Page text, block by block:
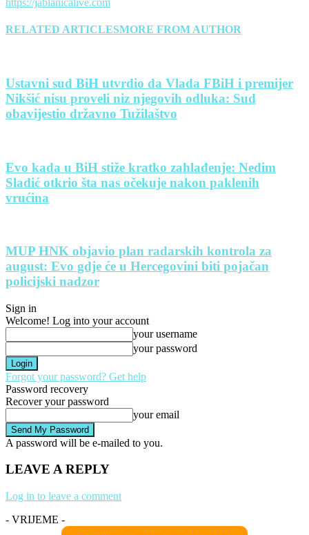
RELATED ARTICLESMORE FROM AUTHOR
Ustavni sud BiH utvrdio da Vlada FBiH i premijer
Nikšić nisu proveli niz njegovih odluka: Sud
obavijestio državno Tužilaštvo
Evo kada u BiH stiže kratko zahlađenje: Nedim
Sladić otkrio šta nas očekuje nakon paklenih
vrućina
MUP HNK objavio plan radarskih kontrola za
august: Evo gdje će u Hercegovini biti pojačan
policijski nadzor
Sign in
Welcome! Log into your account
your username
your password
Forgot your password? Get help
Password recovery
Recover your password
your email
A password will be e-mailed to you.
LEAVE A REPLY
Log in to leave a comment
- VRIJEME -